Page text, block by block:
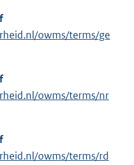
owms/terms/ge
owms/terms/nr
owms/terms/rd